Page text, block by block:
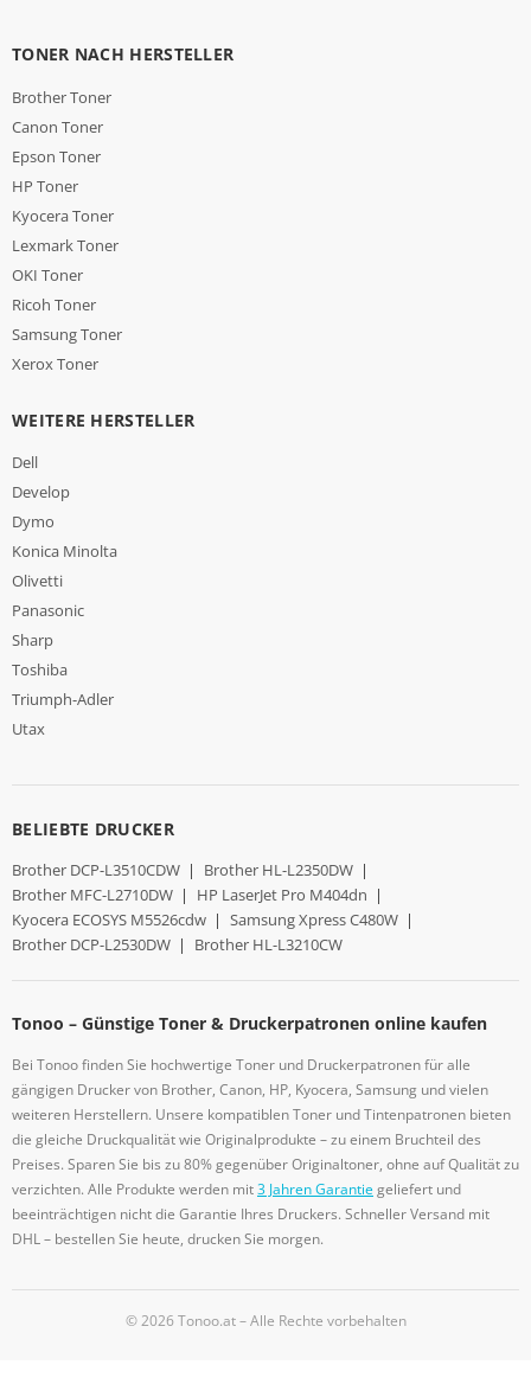
TONER NACH HERSTELLER
Brother Toner
Canon Toner
Epson Toner
HP Toner
Kyocera Toner
Lexmark Toner
OKI Toner
Ricoh Toner
Samsung Toner
Xerox Toner
WEITERE HERSTELLER
Dell
Develop
Dymo
Konica Minolta
Olivetti
Panasonic
Sharp
Toshiba
Triumph-Adler
Utax
BELIEBTE DRUCKER
Brother DCP-L3510CDW | Brother HL-L2350DW |
Brother MFC-L2710DW | HP LaserJet Pro M404dn |
Kyocera ECOSYS M5526cdw | Samsung Xpress C480W |
Brother DCP-L2530DW | Brother HL-L3210CW
Tonoo – Günstige Toner & Druckerpatronen online kaufen
Bei Tonoo finden Sie hochwertige Toner und Druckerpatronen für alle
gängigen Drucker von Brother, Canon, HP, Kyocera, Samsung und vielen
weiteren Herstellern. Unsere kompatiblen Toner und Tintenpatronen bieten
die gleiche Druckqualität wie Originalprodukte – zu einem Bruchteil des
Preises. Sparen Sie bis zu 80% gegenüber Originaltoner, ohne auf Qualität zu
verzichten. Alle Produkte werden mit3 Jahren Garantiegeliefert und
beeinträchtigen nicht die Garantie Ihres Druckers. Schneller Versand mit
DHL – bestellen Sie heute, drucken Sie morgen.
© 2026 Tonoo.at – Alle Rechte vorbehalten